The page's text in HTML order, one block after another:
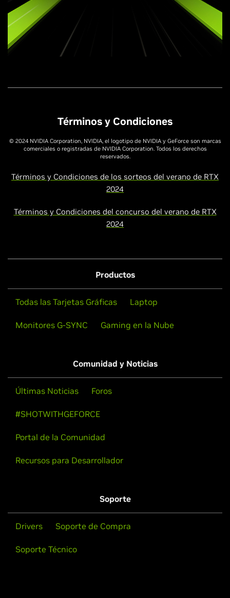
Términos y Condiciones
© 2024 NVIDIA Corporation, NVIDIA, el logotipo de NVIDIA y GeForce son marcas
comerciales o registradas de NVIDIA Corporation. Todos los derechos
reservados.
Términos y Condiciones de los sorteos del verano de RTX
2024
Términos y Condiciones del concurso del verano de RTX
2024
Productos
Todas las Tarjetas Gráficas Laptop
Monitores G-SYNC Gaming en la Nube
Comunidad y Noticias
Últimas Noticias Foros
#SHOTWITHGEFORCE
Portal de la Comunidad
Recursos para Desarrollador
Soporte
Drivers Soporte de Compra
Soporte Técnico